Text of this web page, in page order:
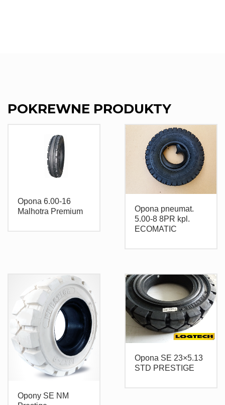
POKREWNE PRODUKTY
Opona 6.00-16
Malhotra Premium
Opona pneumat.
5.00-8 8PR kpl.
ECOMATIC
Opony SE NM
Opona SE 23×5.13
STD PRESTIGE